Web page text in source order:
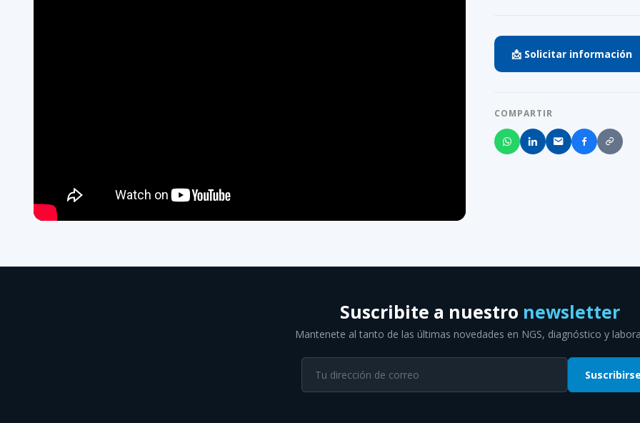
📩 Solicitar información
COMPARTIR
Suscribite a nuestro newsletter
Mantenete al tanto de las últimas novedades en NGS, diagnóstico y
Suscribirse